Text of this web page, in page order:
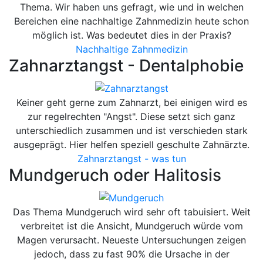
Thema. Wir haben uns gefragt, wie und in welchen
Bereichen eine nachhaltige Zahnmedizin heute schon
möglich ist. Was bedeutet dies in der Praxis?
Nachhaltige Zahnmedizin
Zahnarztangst - Dentalphobie
Keiner geht gerne zum Zahnarzt, bei einigen wird es
zur regelrechten "Angst". Diese setzt sich ganz
unterschiedlich zusammen und ist verschieden stark
ausgeprägt. Hier helfen speziell geschulte Zahnärzte.
Zahnarztangst - was tun
Mundgeruch oder Halitosis
Das Thema Mundgeruch wird sehr oft tabuisiert. Weit
verbreitet ist die Ansicht, Mundgeruch würde vom
Magen verursacht. Neueste Untersuchungen zeigen
jedoch, dass zu fast 90% die Ursache in der